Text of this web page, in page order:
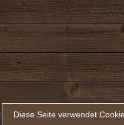
Diese Seite verwendet